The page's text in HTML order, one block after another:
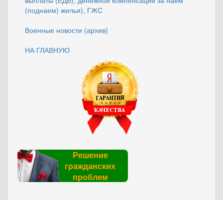
(поднаем) жилья), ГЖС
Военные новости (архив)
НА ГЛАВНУЮ
Решение
гражданских
проблем